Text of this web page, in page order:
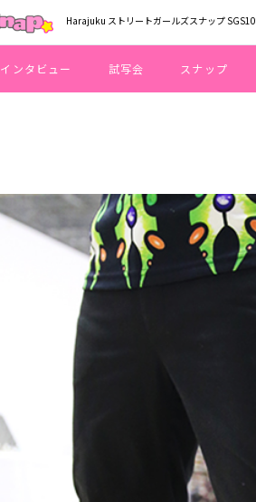
Harajuku ストリートガールズスナップ
インタビュー 試写会 スナップ